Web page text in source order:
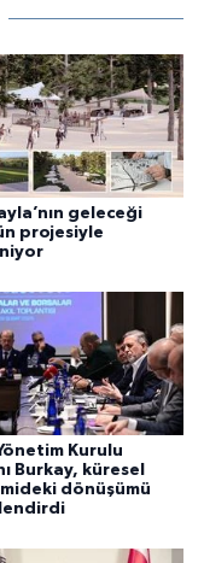
geleceği
projesiyle
Kurulu
Burkay, küresel
dönüşümü